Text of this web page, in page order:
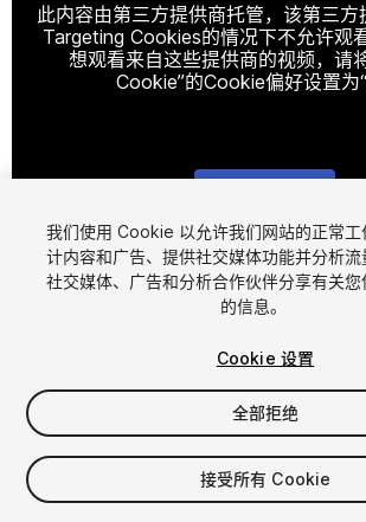
此内容由第三方提供商托管，该第三方
Targeting Cookies的情况下不允许观
想观看来自这些提供商的视频，请
Cookie”的Cookie偏好设置为“
1/10
$4.99
增值税将在结算时计算
我们使用 Cookie 以允许我们网站的正常工
计内容和广告、提供社交媒体功能并分析流
社交媒体、广告和分析合作伙伴分享有关
的信息。
Cookie 设置
全部拒绝
接受所有 Cookie